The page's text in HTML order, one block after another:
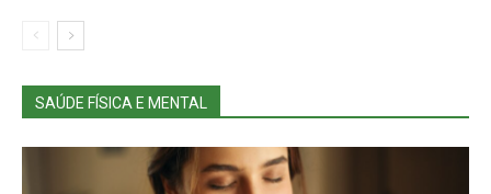
SAÚDE FÍSICA E MENTAL